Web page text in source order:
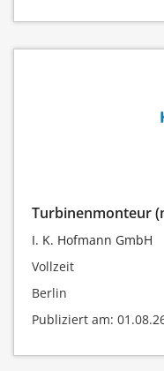
Turbinenmonteur
I. K. Hofmann GmbH
Vollzeit
Berlin
Publiziert am: